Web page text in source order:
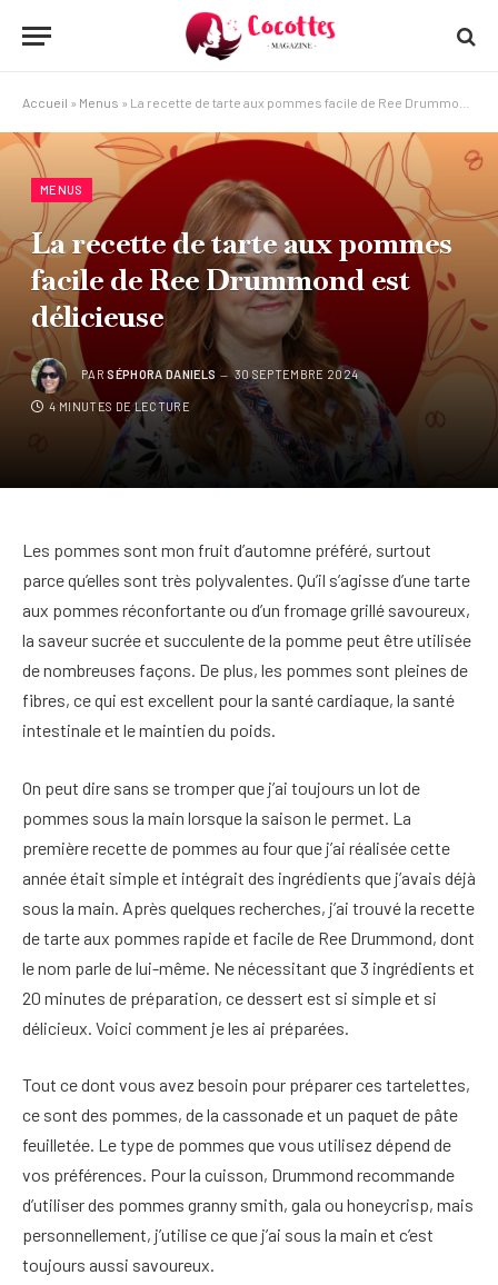
Accueil » Menus » La recette de tarte aux pommes facile de Ree Drummond est délicieuse
MENUS
La recette de tarte aux pommes
facile de Ree Drummond est
délicieuse
PAR SÉPHORA DANIELS 30 SEPTEMBRE 2024
4 MINUTES DE LECTURE
Les pommes sont mon fruit d’automne préféré, surtout
parce qu’elles sont très polyvalentes. Qu’il s’agisse d’une tarte
aux pommes réconfortante ou d’un fromage grillé savoureux,
la saveur sucrée et succulente de la pomme peut être utilisée
de nombreuses façons. De plus, les pommes sont pleines de
fibres, ce qui est excellent pour la santé cardiaque, la santé
intestinale et le maintien du poids.
On peut dire sans se tromper que j’ai toujours un lot de
pommes sous la main lorsque la saison le permet. La
première recette de pommes au four que j’ai réalisée cette
année était simple et intégrait des ingrédients que j’avais déjà
sous la main. Après quelques recherches, j’ai trouvé la recette
de tarte aux pommes rapide et facile de Ree Drummond, dont
le nom parle de lui-même. Ne nécessitant que 3 ingrédients et
20 minutes de préparation, ce dessert est si simple et si
délicieux. Voici comment je les ai préparées.
Tout ce dont vous avez besoin pour préparer ces tartelettes,
ce sont des pommes, de la cassonade et un paquet de pâte
feuilletée. Le type de pommes que vous utilisez dépend de
vos préférences. Pour la cuisson, Drummond recommande
d’utiliser des pommes granny smith, gala ou honeycrisp, mais
personnellement, j’utilise ce que j’ai sous la main et c’est
toujours aussi savoureux.